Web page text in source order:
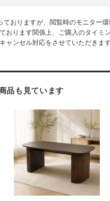
おりますが、閲覧時のモニター
おります関係上、ご購入のタイミ
ャンセル対応をさせていただきま
品も見ています